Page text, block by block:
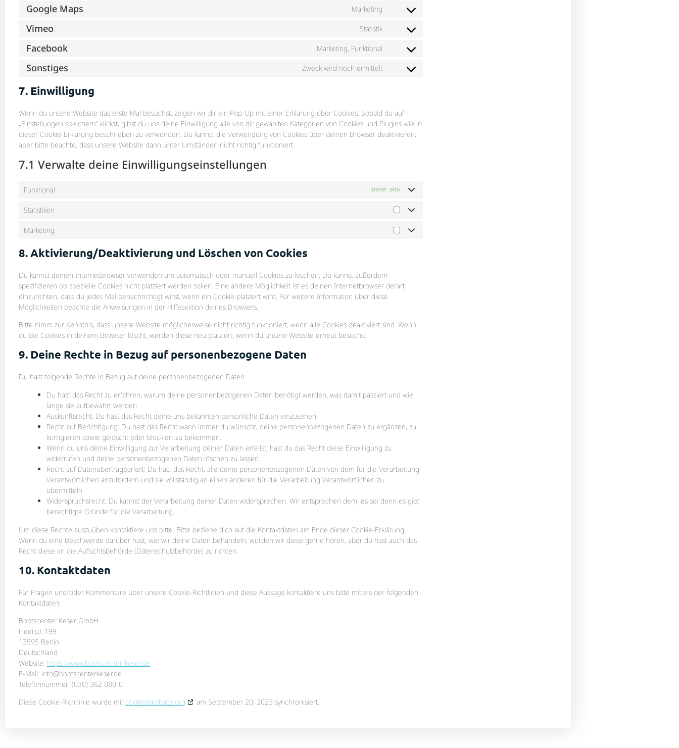
Google Maps Marketing
Vimeo Statistik
Facebook Marketing, Funktional
Sonstiges Zweck wird noch ermittelt
7. Einwilligung
Wenn du unsere Website das erste Mal besuchst, zeigen wir dir ein Pop-Up mit einer Erklärung über Cookies. Sobald du auf
„Einstellungen speichern“ klickst, gibst du uns deine Einwilligung alle von dir gewählten Kategorien von Cookies und Plugins wie in
dieser Cookie-Erklärung beschrieben zu verwenden. Du kannst die Verwendung von Cookies über deinen Browser deaktivieren,
aber bitte beachte, dass unsere Website dann unter Umständen nicht richtig funktioniert.
7.1 Verwalte deine Einwilligungseinstellungen
Funktional Immer aktiv
Statistiken
Marketing
8. Aktivierung/Deaktivierung und Löschen von Cookies
Du kannst deinen Internetbrowser verwenden um automatisch oder manuell Cookies zu löschen. Du kannst außerdem
spezifizieren ob spezielle Cookies nicht platziert werden sollen. Eine andere Möglichkeit ist es deinen Internetbrowser derart
einzurichten, dass du jedes Mal benachrichtigt wirst, wenn ein Cookie platziert wird. Für weitere Information über diese
Möglichkeiten beachte die Anweisungen in der Hilfesektion deines Browsers.
Bitte nimm zur Kenntnis, dass unsere Website möglicherweise nicht richtig funktioniert, wenn alle Cookies deaktiviert sind. Wenn
du die Cookies in deinem Browser löscht, werden diese neu platziert, wenn du unsere Website erneut besuchst.
9. Deine Rechte in Bezug auf personenbezogene Daten
Du hast folgende Rechte in Bezug auf deine personenbezogenen Daten:
Du hast das Recht zu erfahren, warum deine personenbezogenen Daten benötigt werden, was damit passiert und wie
lange sie aufbewahrt werden.
Auskunftsrecht: Du hast das Recht deine uns bekannten persönliche Daten einzusehen.
Recht auf Berichtigung: Du hast das Recht wann immer du wünscht, deine personenbezogenen Daten zu ergänzen, zu
korrigieren sowie gelöscht oder blockiert zu bekommen.
Wenn du uns deine Einwilligung zur Verarbeitung deiner Daten erteilst, hast du das Recht diese Einwilligung zu
widerrufen und deine personenbezogenen Daten löschen zu lassen.
Recht auf Datenübertragbarkeit: Du hast das Recht, alle deine personenbezogenen Daten von dem für die Verarbeitung
Verantwortlichen anzufordern und sie vollständig an einen anderen für die Verarbeitung Verantwortlichen zu
übermitteln.
Widerspruchsrecht: Du kannst der Verarbeitung deiner Daten widersprechen. Wir entsprechen dem, es sei denn es gibt
berechtigte Gründe für die Verarbeitung.
Um diese Rechte auszuüben kontaktiere uns bitte. Bitte beziehe dich auf die Kontaktdaten am Ende dieser Cookie-Erklärung.
Wenn du eine Beschwerde darüber hast, wie wir deine Daten behandeln, würden wir diese gerne hören, aber du hast auch das
Recht diese an die Aufsichtsbehörde (Datenschutzbehörde) zu richten.
10. Kontaktdaten
Für Fragen und/oder Kommentare über unsere Cookie-Richtlinien und diese Aussage kontaktiere uns bitte mittels der folgenden
Kontaktdaten:
Bootscenter Keser GmbH
Heerstr. 199
13595 Berlin
Deutschland
Website: https://www.bootscenter-keser.de
E-Mail: info@bootscenterkeser.de
Telefonnummer: (030) 362 080-0
Diese Cookie-Richtlinie wurde mit cookiedatabase.org am September 20, 2023 synchronisiert.